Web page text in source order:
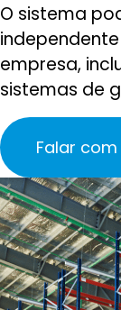
O sistema
empresa,
sistemas de
Falar